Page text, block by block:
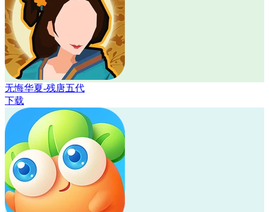
无悔华夏-残唐五代
下载